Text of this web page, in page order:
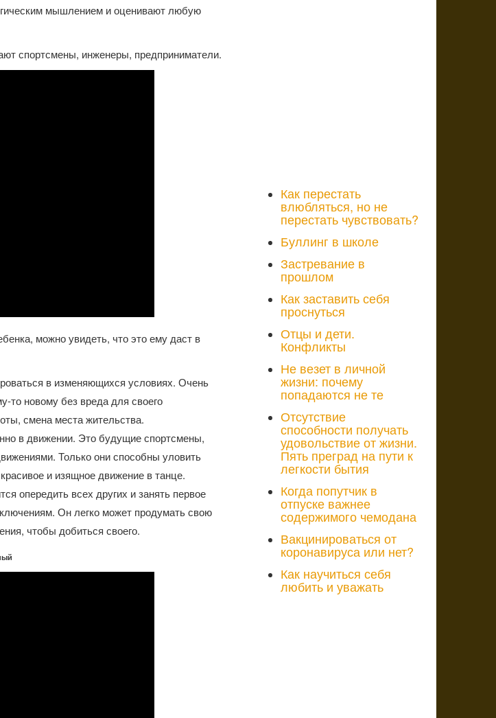
мышлением и оценивают любую
спортсмены, инженеры, предприниматели.
можно увидеть, что это ему даст в
в изменяющихся условиях. Очень
то новому без вреда для своего
смена места жительства.
в движении. Это будущие спортсмены,
Только они способны уловить
и изящное движение в танце.
опередить всех других и занять первое
Он легко может продумать свою
чтобы добиться своего.
Как перестать
влюбляться, но не
перестать чувствовать?
Буллинг в школе
Застревание в
прошлом
Как заставить себя
проснуться
Отцы и дети.
Конфликты
Не везет в личной
жизни: почему
попадаются не те
Отсутствие
способности получать
удовольствие от жизни.
Пять преград на пути к
легкости бытия
Когда попутчик в
отпуске важнее
содержимого чемодана
Вакцинироваться от
коронавируса или нет?
Как научиться себя
любить и уважать